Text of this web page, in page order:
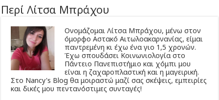
Περί Λίτσα Μπράχου
Ονομάζομαι Λίτσα Μπράχου, μένω στον
όμορφο Αστακό Αιτωλοακαρνανίας, είμαι
παντρεμένη κι έχω ένα γιο 1,5 χρονών.
Έχω σπουδάσει Κοινωνιολογία στο
Πάντειο Πανεπιστήμιο και χόμπι μου
είναι η ζαχαροπλαστική και η μαγειρική.
Στο Nancy's Blog θα μοιραστώ μαζί σας σκέψεις, εμπειρίες
και δικές μου πεντανόστιμες συνταγές!